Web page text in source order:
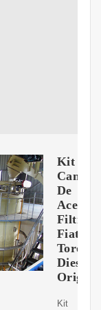
Kit
Cambio
De
Aceite
Filtros
Fiat
Toro
Diesel
Kit